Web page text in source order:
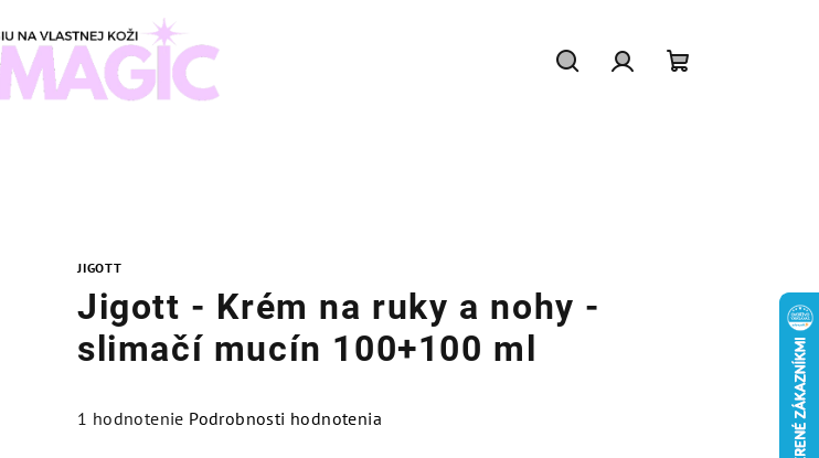
JIGOTT
Jigott - Krém na ruky a nohy -
slimačí mucín 100+100 ml
Priemerné
1 hodnotenie Podrobnosti hodnotenia